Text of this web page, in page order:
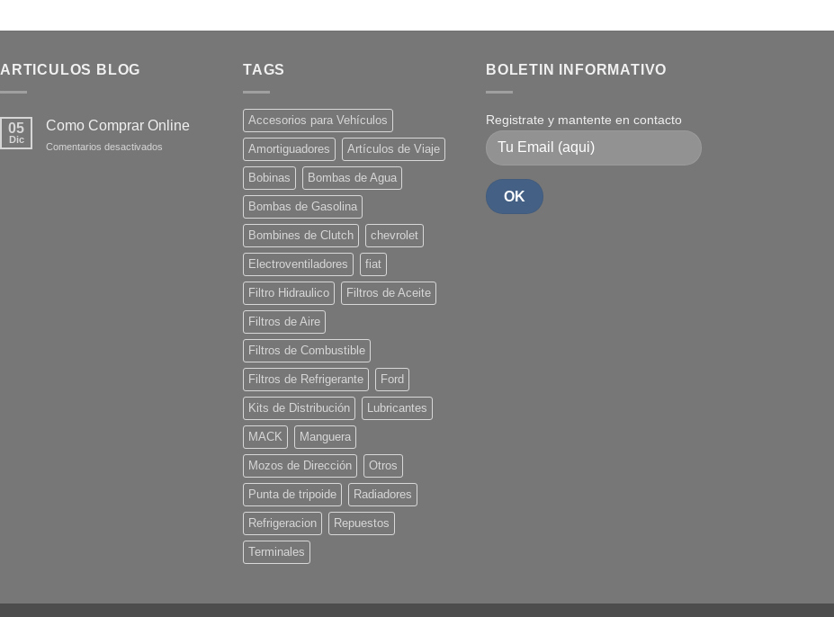
ARTICULOS BLOG
05
Dic
Como Comprar Online
Comentarios desactivados
TAGS
Accesorios para Vehículos
Amortiguadores Artículos de Viaje
Bobinas Bombas de Agua
Bombas de Gasolina
Bombines de Clutch chevrolet
Electroventiladores fiat
Filtro Hidraulico Filtros de Aceite
Filtros de Aire
Filtros de Combustible
Filtros de Refrigerante Ford
Kits de Distribución Lubricantes
MACK Manguera
Mozos de Dirección Otros
Punta de tripoide Radiadores
Refrigeracion Repuestos
Terminales
BOLETIN INFORMATIVO
Registrate y mantente en contacto